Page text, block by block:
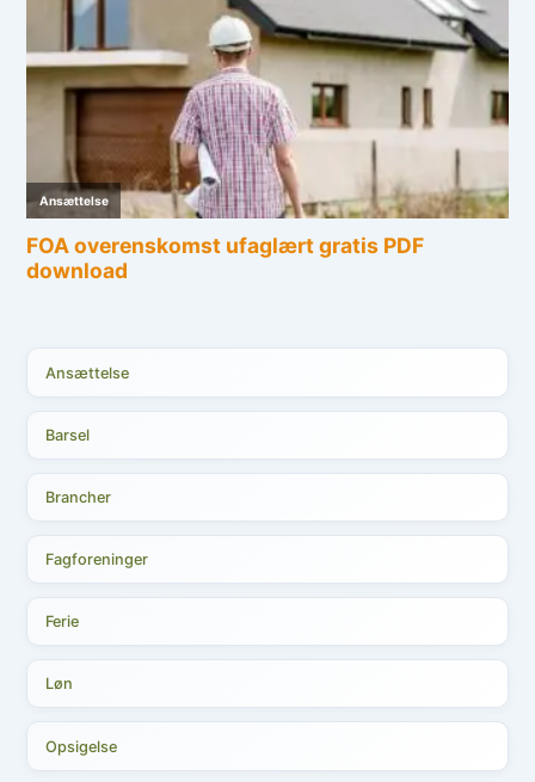
Ansættelse
Barsel
Brancher
Fagforeninger
Ferie
Løn
Opsigelse